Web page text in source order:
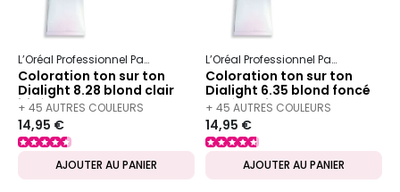
L’Oréal Professionnel Paris Dialight
Coloration ton sur ton
Dialight 8.28 blond clair
irisé mocca
+ 45 AUTRES COULEURS
DISPONIBLES
14,95 €
AJOUTER AU PANIER
L’Oréal Professionnel Paris
Coloration ton sur ton
Dialight 6.35 blond foncé
doré acajou
+ 45 AUTRES COULEURS
DISPONIBLES
14,95 €
AJOUTER AU PANIER